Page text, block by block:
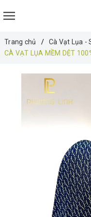
Trang chủ
Cà Vạt Lụa -
CÀ VẠT LỤA MỀM DỆT